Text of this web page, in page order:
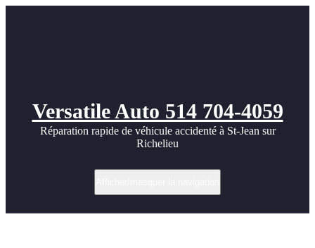
Versatile Auto 514 704-4059
Réparation rapide de véhicule accidenté à St-Jean sur
Richelieu